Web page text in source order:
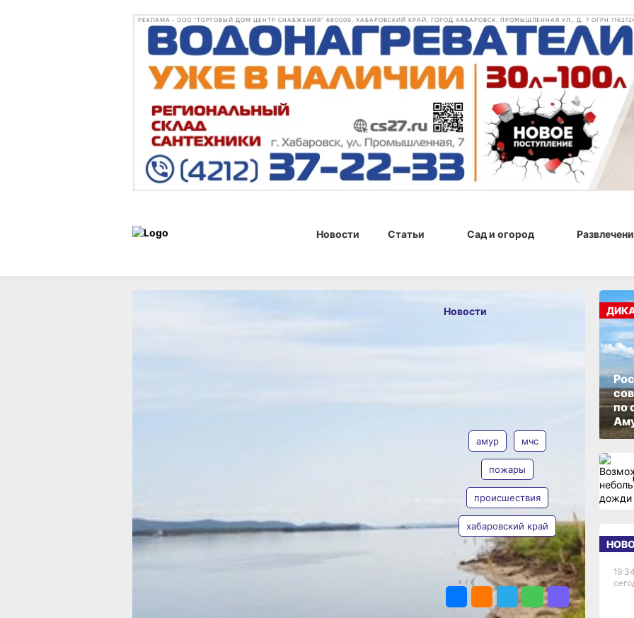
РЕКЛАМА • ООО "ТОРГОВЫЙ ДОМ ЦЕНТР СНАБЖЕНИЯ" 680009, ХАБАРОВСКИЙ КРАЙ, ГОРОД ХАБАРОВСК, ПРОМЫШЛЕННАЯ УЛ., Д. 7 ОГРН
Новости Статьи Сад и огород
Мужчина утонул
в Хабаровском
и квартиру
Новости
амур мчс
пожары
происшествия
хабаровский край
ПОДЕЛИТЬСЯ
по